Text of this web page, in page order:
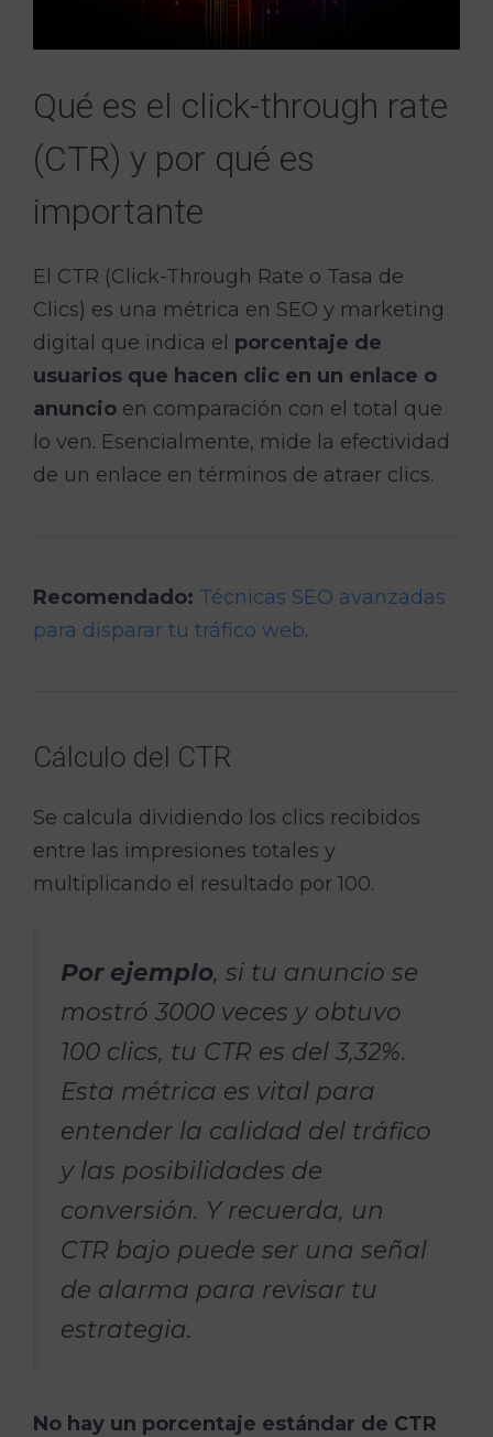
Qué es el click-through rate
(CTR) y por qué es
importante
El CTR (Click-Through Rate o Tasa de
Clics) es una métrica en SEO y marketing
digital que indica el porcentaje de
usuarios que hacen clic en un enlace o
anuncio en comparación con el total que
lo ven. Esencialmente, mide la efectividad
de un enlace en términos de atraer clics.
Recomendado: Técnicas SEO avanzadas
para disparar tu tráfico web.
Cálculo del CTR
Se calcula dividiendo los clics recibidos
entre las impresiones totales y
multiplicando el resultado por 100.
Por ejemplo, si tu anuncio se
mostró 3000 veces y obtuvo
100 clics, tu CTR es del 3,32%.
Esta métrica es vital para
entender la calidad del tráfico
y las posibilidades de
conversión. Y recuerda, un
CTR bajo puede ser una señal
de alarma para revisar tu
estrategia.
No hay un porcentaje estándar de CTR